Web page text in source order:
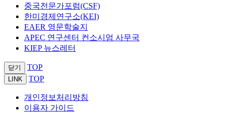
중국전문가포럼(CSF)
한미경제연구소(KEI)
EAER 영문학술지
APEC 연구센터 컨소시엄 사무국
KIEP 뉴스레터
닫기 TOP
LINK TOP
개인정보처리방침
이용자 가이드